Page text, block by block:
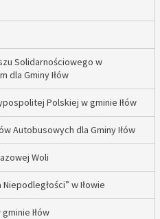
Solidarnościowego w
dla Gminy Iłów
Polskiej w gminie Iłów
Autobusowych dla Gminy Iłów
Woli
w Iłowie
gminie Iłów